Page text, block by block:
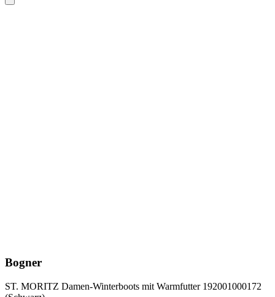
Bogner
ST. MORITZ Damen-Winterboots mit Warmfutter 192001000172